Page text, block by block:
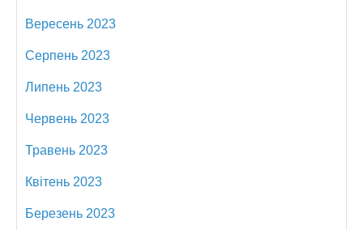
Вересень 2023
Серпень 2023
Липень 2023
Червень 2023
Травень 2023
Квітень 2023
Березень 2023